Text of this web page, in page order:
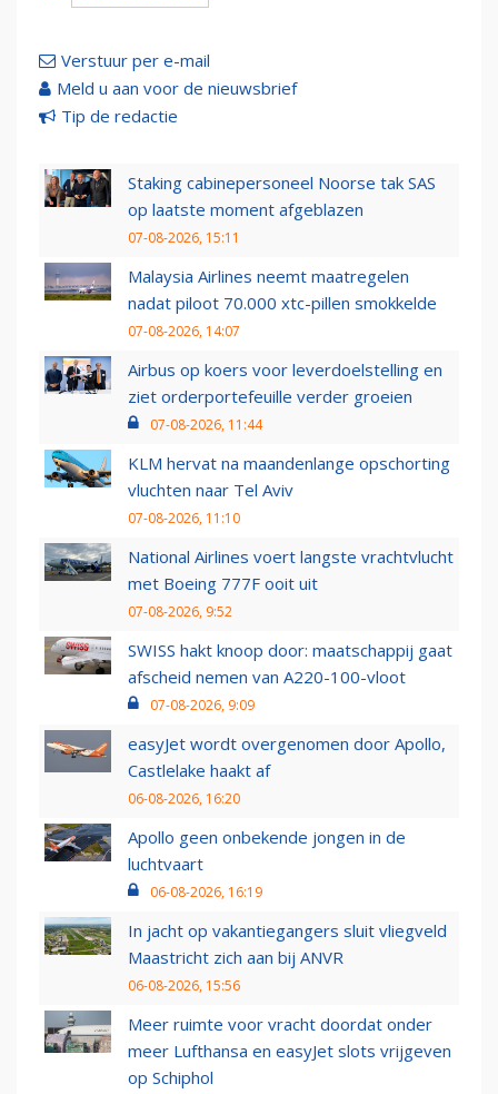
Verstuur per e-mail
Meld u aan voor de nieuwsbrief
Tip de redactie
Staking cabinepersoneel Noorse tak SAS
op laatste moment afgeblazen
07-08-2026, 15:11
Malaysia Airlines neemt maatregelen
nadat piloot 70.000 xtc-pillen smokkelde
07-08-2026, 14:07
Airbus op koers voor leverdoelstelling en
ziet orderportefeuille verder groeien
07-08-2026, 11:44
KLM hervat na maandenlange opschorting
vluchten naar Tel Aviv
07-08-2026, 11:10
National Airlines voert langste vrachtvlucht
met Boeing 777F ooit uit
07-08-2026, 9:52
SWISS hakt knoop door: maatschappij gaat
afscheid nemen van A220-100-vloot
07-08-2026, 9:09
easyJet wordt overgenomen door Apollo,
Castlelake haakt af
06-08-2026, 16:20
Apollo geen onbekende jongen in de
luchtvaart
06-08-2026, 16:19
In jacht op vakantiegangers sluit vliegveld
Maastricht zich aan bij ANVR
06-08-2026, 15:56
Meer ruimte voor vracht doordat onder
meer Lufthansa en easyJet slots vrijgeven
op Schiphol